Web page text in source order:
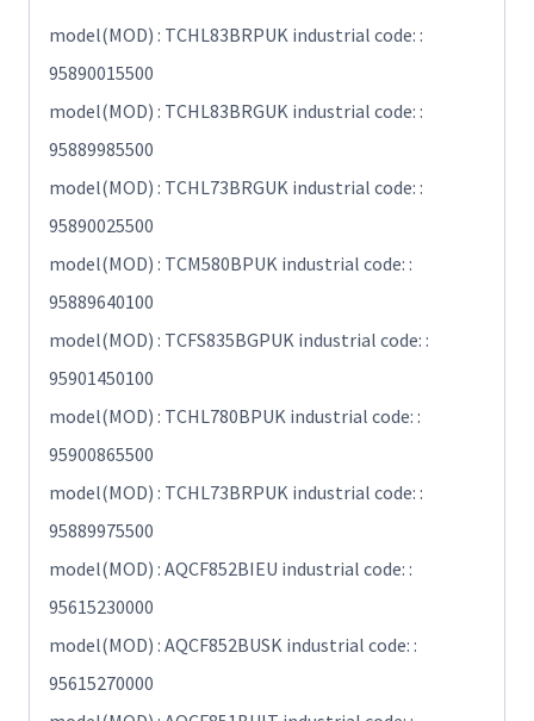
model(MOD) : TCHL83BRPUK industrial code: :
95890015500
model(MOD) : TCHL83BRGUK industrial code: :
95889985500
model(MOD) : TCHL73BRGUK industrial code: :
95890025500
model(MOD) : TCM580BPUK industrial code: :
95889640100
model(MOD) : TCFS835BGPUK industrial code: :
95901450100
model(MOD) : TCHL780BPUK industrial code: :
95900865500
model(MOD) : TCHL73BRPUK industrial code: :
95889975500
model(MOD) : AQCF852BIEU industrial code: :
95615230000
model(MOD) : AQCF852BUSK industrial code: :
95615270000